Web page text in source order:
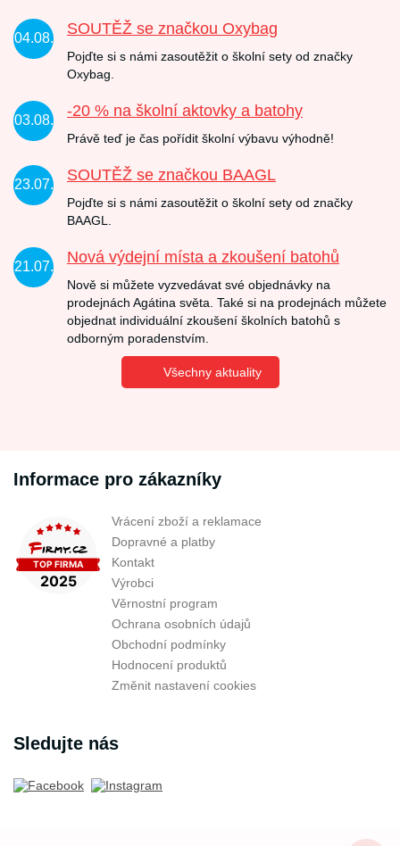
04.08.
SOUTĚŽ se značkou Oxybag
Pojďte si s námi zasoutěžit o školní sety od značky
Oxybag.
03.08.
-20 % na školní aktovky a batohy
Právě teď je čas pořídit školní výbavu výhodně!
23.07.
SOUTĚŽ se značkou BAAGL
Pojďte si s námi zasoutěžit o školní sety od značky
BAAGL.
21.07.
Nová výdejní místa a zkoušení batohů
Nově si můžete vyzvedávat své objednávky na
prodejnách Agátina světa. Také si na prodejnách můžete
objednat individuální zkoušení školních batohů s
odborným poradenstvím.
Všechny aktuality
Informace pro zákazníky
Vrácení zboží a reklamace
Dopravné a platby
Kontakt
Výrobci
Věrnostní program
Ochrana osobních údajů
Obchodní podmínky
Hodnocení produktů
Změnit nastavení cookies
Sledujte nás